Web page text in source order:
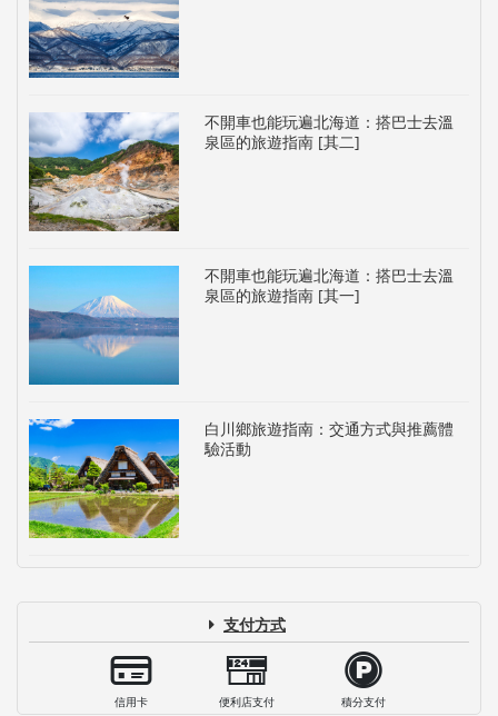
不開車也能玩遍北海道：搭巴士去溫
泉區的旅遊指南 [其二]
不開車也能玩遍北海道：搭巴士去溫
泉區的旅遊指南 [其一]
白川鄉旅遊指南：交通方式與推薦體
驗活動
支付方式
信用卡 便利店支付 積分支付